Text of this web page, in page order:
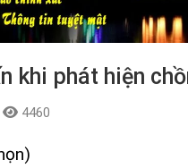
khi phát hiện
4460